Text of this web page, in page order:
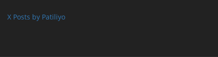
X Posts by Patiliyo